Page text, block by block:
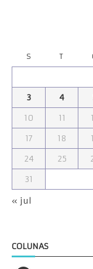
S T
3
4
10
11
17
18
24
25
31
« jul
COLUNAS